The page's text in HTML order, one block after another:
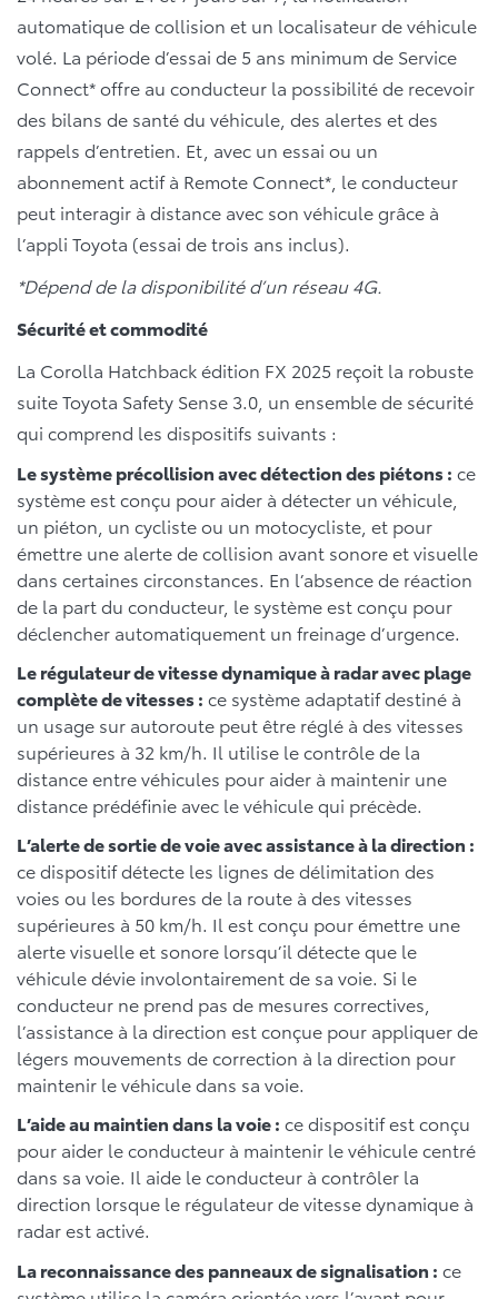
automatique de collision et un localisateur de véhicule
volé. La période d’essai de 5 ans minimum de Service
Connect* offre au conducteur la possibilité de recevoir
des bilans de santé du véhicule, des alertes et des
rappels d’entretien. Et, avec un essai ou un
abonnement actif à Remote Connect*, le conducteur
peut interagir à distance avec son véhicule grâce à
l’appli Toyota (essai de trois ans inclus).
*Dépend de la disponibilité d’un réseau 4G.
Sécurité et commodité
La Corolla Hatchback édition FX 2025 reçoit la robuste
suite Toyota Safety Sense 3.0, un ensemble de sécurité
qui comprend les dispositifs suivants :
Le système précollision avec détection des piétons : ce
système est conçu pour aider à détecter un véhicule,
un piéton, un cycliste ou un motocycliste, et pour
émettre une alerte de collision avant sonore et visuelle
dans certaines circonstances. En l’absence de réaction
de la part du conducteur, le système est conçu pour
déclencher automatiquement un freinage d’urgence.
Le régulateur de vitesse dynamique à radar avec plage
complète de vitesses : ce système adaptatif destiné à
un usage sur autoroute peut être réglé à des vitesses
supérieures à 32 km/h. Il utilise le contrôle de la
distance entre véhicules pour aider à maintenir une
distance prédéfinie avec le véhicule qui précède.
L’alerte de sortie de voie avec assistance à la direction :
ce dispositif détecte les lignes de délimitation des
voies ou les bordures de la route à des vitesses
supérieures à 50 km/h. Il est conçu pour émettre une
alerte visuelle et sonore lorsqu’il détecte que le
véhicule dévie involontairement de sa voie. Si le
conducteur ne prend pas de mesures correctives,
l’assistance à la direction est conçue pour appliquer de
légers mouvements de correction à la direction pour
maintenir le véhicule dans sa voie.
L’aide au maintien dans la voie : ce dispositif est conçu
pour aider le conducteur à maintenir le véhicule centré
dans sa voie. Il aide le conducteur à contrôler la
direction lorsque le régulateur de vitesse dynamique à
radar est activé.
La reconnaissance des panneaux de signalisation : ce